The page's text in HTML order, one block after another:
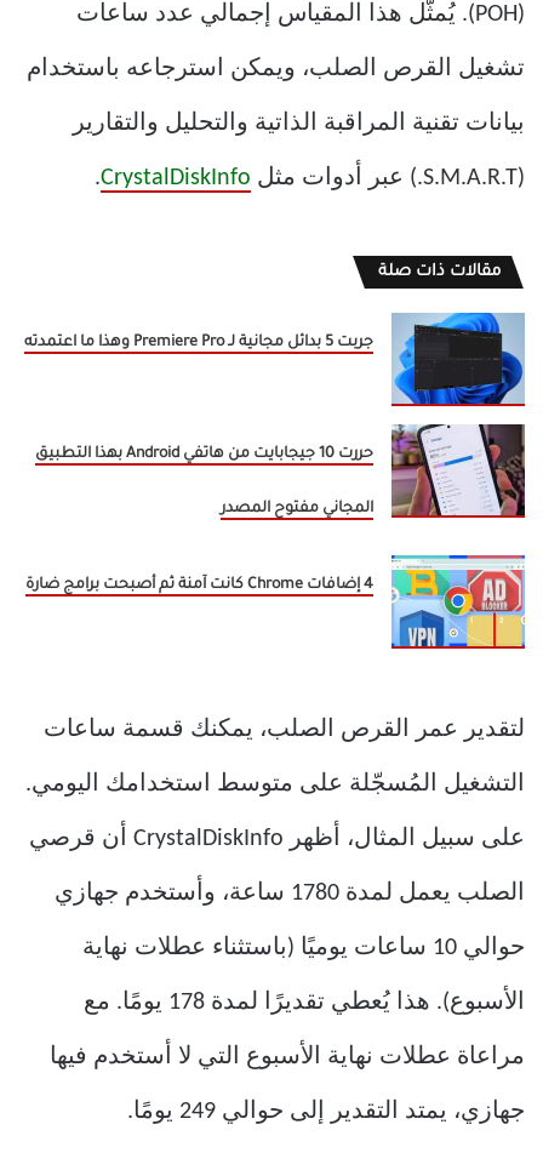
(POH). يُمثّل هذا المقياس إجمالي عدد ساعات
تشغيل القرص الصلب، ويمكن استرجاعه باستخدام
بيانات تقنية المراقبة الذاتية والتحليل والتقارير
(S.M.A.R.T.) عبر أدوات مثل CrystalDiskInfo
.
مقالات ذات صلة
جربت 5 بدائل مجانية لـ Premiere Pro وهذا ما اعتمدته
حررت 10 جيجابايت من هاتفي Android بهذا التطبيق
المجاني مفتوح المصدر
4 إضافات Chrome كانت آمنة ثم أصبحت برامج ضارة
لتقدير عمر القرص الصلب، يمكنك قسمة ساعات
التشغيل المُسجّلة على متوسط ​​استخدامك اليومي.
على سبيل المثال، أظهر CrystalDiskInfo أن قرصي
الصلب يعمل لمدة 1780 ساعة، وأستخدم جهازي
حوالي 10 ساعات يوميًا (باستثناء عطلات نهاية
الأسبوع). هذا يُعطي تقديرًا لمدة 178 يومًا. مع
مراعاة عطلات نهاية الأسبوع التي لا أستخدم فيها
جهازي، يمتد التقدير إلى حوالي 249 يومًا.